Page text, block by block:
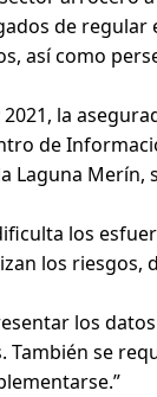
de regular
así como
la
de
Laguna Merín,
los
los riesgos,
los
se